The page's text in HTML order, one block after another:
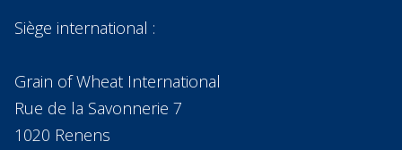
Siège international :
Grain of Wheat International
Rue de la Savonnerie 7
1020 Renens